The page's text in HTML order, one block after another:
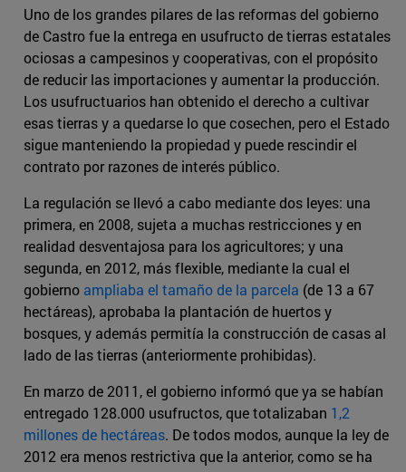
Uno de los grandes pilares de las reformas del gobierno
de Castro fue la entrega en usufructo de tierras estatales
ociosas a campesinos y cooperativas, con el propósito
de reducir las importaciones y aumentar la producción.
Los usufructuarios han obtenido el derecho a cultivar
esas tierras y a quedarse lo que cosechen, pero el Estado
sigue manteniendo la propiedad y puede rescindir el
contrato por razones de interés público.
La regulación se llevó a cabo mediante dos leyes: una
primera, en 2008, sujeta a muchas restricciones y en
realidad desventajosa para los agricultores; y una
segunda, en 2012, más flexible, mediante la cual el
gobierno ampliaba el tamaño de la parcela (de 13 a 67
hectáreas), aprobaba la plantación de huertos y
bosques, y además permitía la construcción de casas al
lado de las tierras (anteriormente prohibidas).
En marzo de 2011, el gobierno informó que ya se habían
entregado 128.000 usufructos, que totalizaban 1,2
millones de hectáreas. De todos modos, aunque la ley de
2012 era menos restrictiva que la anterior, como se ha